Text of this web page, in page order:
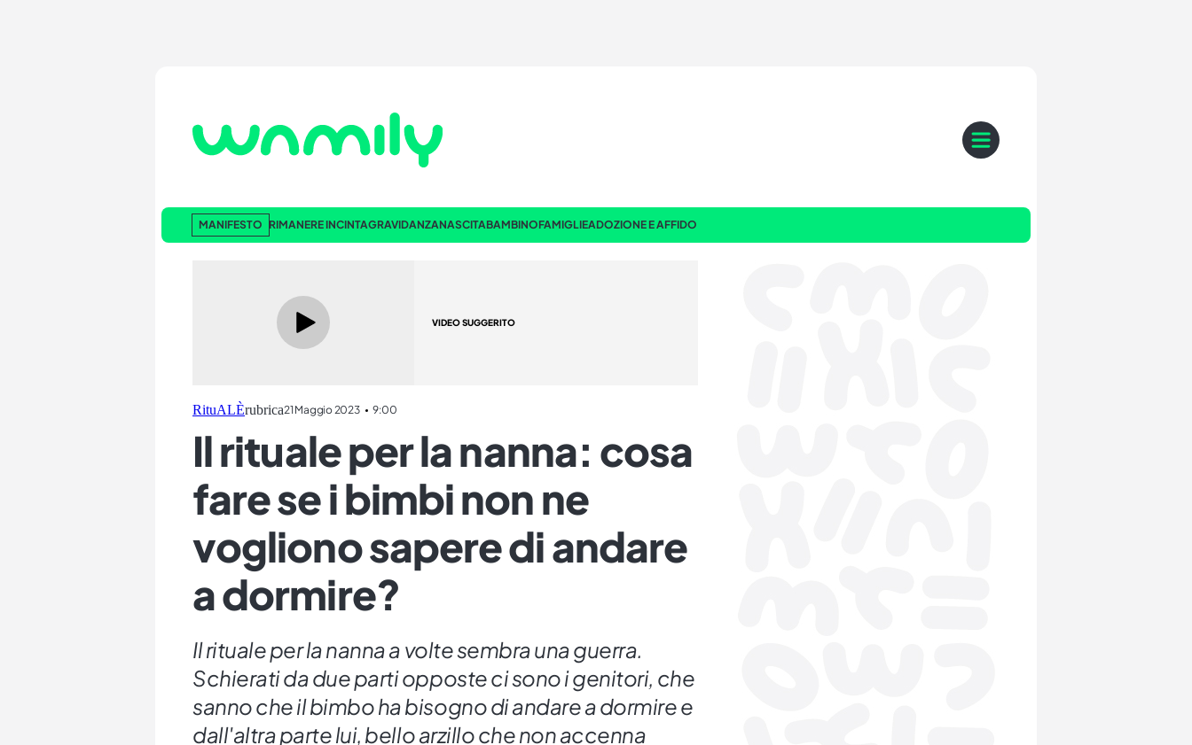
MANIFESTO RIMANERE INCINTAGRAVIDANZANASCITABAMBINOFAMIGLIEADOZIONE E AFFIDO
VIDEO SUGGERITO
RituALÈrubrica21 Maggio 2023 9:00
Il rituale per la nanna: cosa
fare se i bimbi non ne
vogliono sapere di andare
a dormire?
Il rituale per la nanna a volte sembra una guerra.
Schierati da due parti opposte ci sono i genitori, che
sanno che il bimbo ha bisogno di andare a dormire e
dall'altra parte lui, bello arzillo che non accenna